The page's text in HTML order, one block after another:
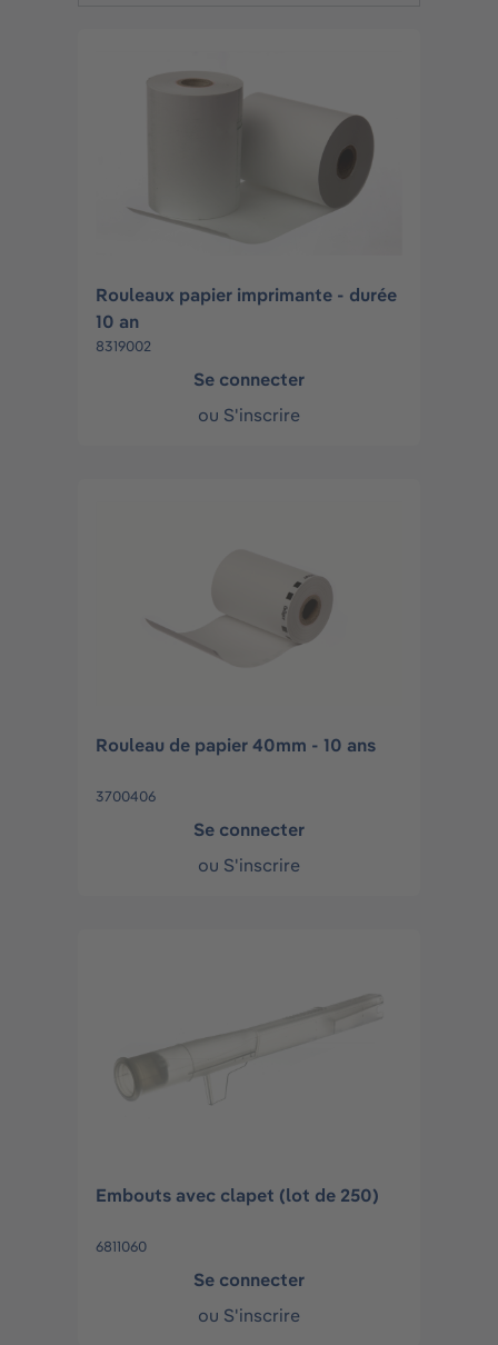
Rouleaux papier imprimante - durée
10 an
8319002
Se connecter
ou S'inscrire
Rouleau de papier 40mm - 10 ans
3700406
Se connecter
ou S'inscrire
Embouts avec clapet (lot de 250)
6811060
Se connecter
ou S'inscrire